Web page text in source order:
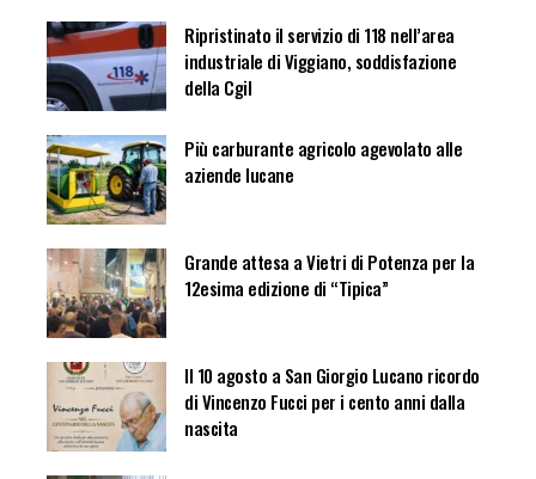
Ripristinato il servizio di 118 nell’area
industriale di Viggiano, soddisfazione
della Cgil
Più carburante agricolo agevolato alle
aziende lucane
Grande attesa a Vietri di Potenza per la
12esima edizione di “Tipica”
Il 10 agosto a San Giorgio Lucano ricordo
di Vincenzo Fucci per i cento anni dalla
nascita